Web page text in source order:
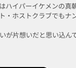
ハイパーイケメンの真朝
・ホストクラブでもナ
片想いだと思い込ん